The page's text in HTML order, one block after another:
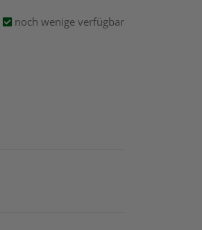
noch wenige verfügbar